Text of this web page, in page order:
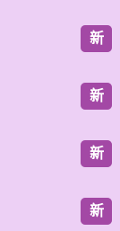
新
新
新
新